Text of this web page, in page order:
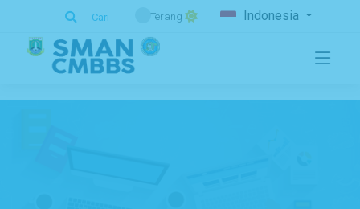
Cari Terang Indonesia